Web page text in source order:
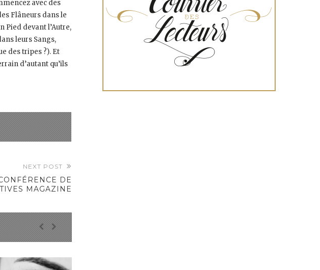
avec des
Flâneurs dans le
Pied devant l’Autre,
leurs Sangs,
des tripes ?). Et
d’autant qu’ils
NEXT POST
DE
MAGAZINE